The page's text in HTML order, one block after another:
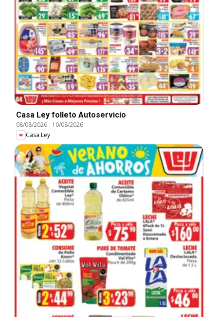
Casa Ley folleto Autoservicio
08/08/2026- 10/08/2026
Casa Ley